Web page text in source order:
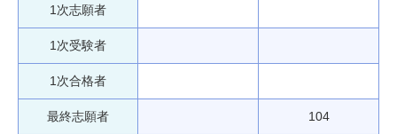
1次志願者
1次受験者
1次合格者
最終志願者 104